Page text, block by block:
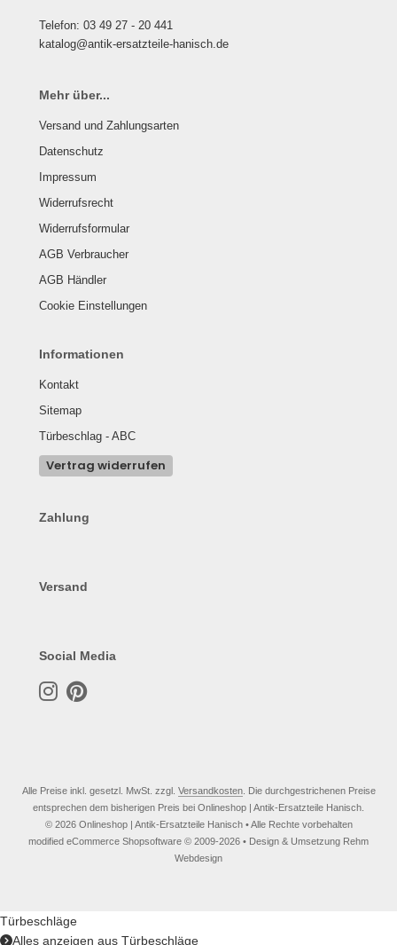
Telefon: 03 49 27 - 20 441
katalog@antik-ersatzteile-hanisch.de
Mehr über...
Versand und Zahlungsarten
Datenschutz
Impressum
Widerrufsrecht
Widerrufsformular
AGB Verbraucher
AGB Händler
Cookie Einstellungen
Informationen
Kontakt
Sitemap
Türbeschlag - ABC
Vertrag widerrufen
Zahlung
Versand
Social Media
Alle Preise inkl. gesetzl. MwSt. zzgl. Versandkosten. Die durchgestrichenen Preise
entsprechen dem bisherigen Preis bei Onlineshop | Antik-Ersatzteile Hanisch.
© 2026 Onlineshop | Antik-Ersatzteile Hanisch • Alle Rechte vorbehalten
modified eCommerce Shopsoftware © 2009-2026 • Design & Umsetzung Rehm
Webdesign
Türbeschläge
Alles anzeigen aus Türbeschläge